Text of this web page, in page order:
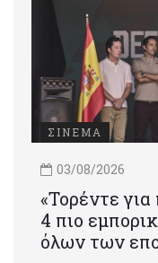
ΣΙΝΕΜΑ
03/08/2026
«Τορέντε για
4 πιο
όλων των